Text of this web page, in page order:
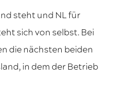
steht und NL für
sich von selbst. Bei
die nächsten beiden
in dem der Betrieb